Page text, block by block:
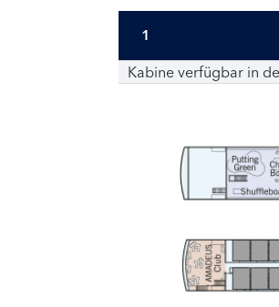
1
Kabine verfügbar in